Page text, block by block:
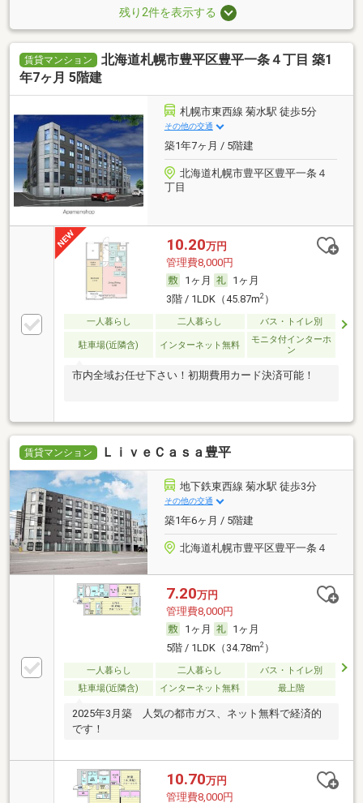
残り2件を表示する
賃貸マンション
北海道札幌市豊平区豊平一条４丁目 築1
年7ヶ月 5階建
札幌市東西線 菊水駅 徒歩5分
その他の交通
築1年7ヶ月 / 5階建
北海道札幌市豊平区豊平一条４
丁目
10.20万円
管理費8,000円
1ヶ月
1ヶ月
3階 / 1LDK（45.87m2）
一人暮らし 二人暮らし バス・トイレ別
駐車場(近隣含) インターネット無料
モニタ付インターホ
ン
市内全域お任せ下さい！初期費用カード決済可能！
賃貸マンション ＬｉｖｅＣａｓａ豊平
地下鉄東西線 菊水駅 徒歩3分
その他の交通
築1年6ヶ月 / 5階建
北海道札幌市豊平区豊平一条４
7.20万円
管理費8,000円
1ヶ月
1ヶ月
5階 / 1LDK（34.78m2）
一人暮らし 二人暮らし
バス・トイレ別
駐車場(近隣含)
インターネット無料 最上階
2025年3月築 人気の都市ガス、ネット無料で経済的
です！
10.70万円
管理費8,000円